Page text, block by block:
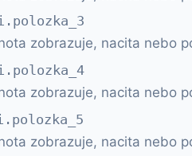
zobrazuje, nacita nebo
zobrazuje, nacita nebo
zobrazuje, nacita nebo